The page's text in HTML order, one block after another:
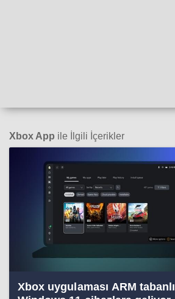
Xbox App ile İlgili İçerikler
Xbox uygulaması ARM tabanlı